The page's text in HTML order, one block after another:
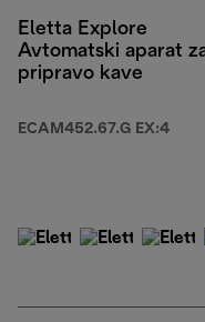
Eletta Explore
Avtomatski aparat
pripravo kave
ECAM452.67.G EX:4